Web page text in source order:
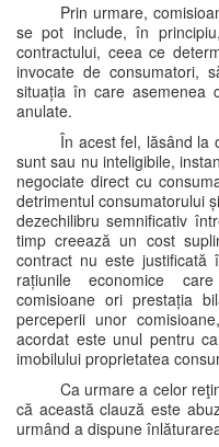
Prin urmare,
se pot include, în
contractului, ceea ce
invocate de consumatori,
situația în care asemenea
anulate.
În acest fel, lăsând la
sunt sau nu inteligibile,
negociate direct cu
detrimentul consumatorului
dezechilibru semnificativ
timp creează un cost
contract nu este justificată
rațiunile economice
comisioane ori prestația
perceperii unor
acordat este unul pentru
imobilului proprietatea
Ca urmare a celor
că această clauză este
urmând a dispune